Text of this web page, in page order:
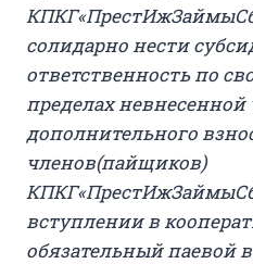
солидарно нести
ответственность по
пределах невнесенной
дополнительного
членов(пайщиков)
вступлении в
обязательный паевой